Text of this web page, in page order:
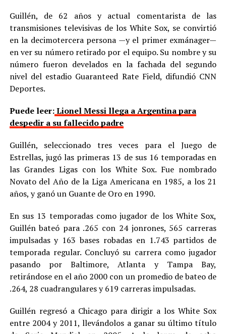
Guillén, de 62 años y actual comentarista de las
transmisiones televisivas de los White Sox, se convirtió
en la decimotercera persona —y el primer exmánager—
en ver su número retirado por el equipo. Su nombre y su
número fueron develados en la fachada del segundo
nivel del estadio Guaranteed Rate Field, difundió CNN
Deportes.
Puede leer:Lionel Messi llega a Argentina para
despedir a su fallecido padre
Guillén, seleccionado tres veces para el Juego de
Estrellas, jugó las primeras 13 de sus 16 temporadas en
las Grandes Ligas con los White Sox. Fue nombrado
Novato del Año de la Liga Americana en 1985, a los 21
años, y ganó un Guante de Oro en 1990.
En sus 13 temporadas como jugador de los White Sox,
Guillén bateó para .265 con 24 jonrones, 565 carreras
impulsadas y 163 bases robadas en 1.743 partidos de
temporada regular. Concluyó su carrera como jugador
pasando por Baltimore, Atlanta y Tampa Bay,
retirándose en el año 2000 con un promedio de bateo de
.264, 28 cuadrangulares y 619 carreras impulsadas.
Guillén regresó a Chicago para dirigir a los White Sox
entre 2004 y 2011, llevándolos a ganar su último título